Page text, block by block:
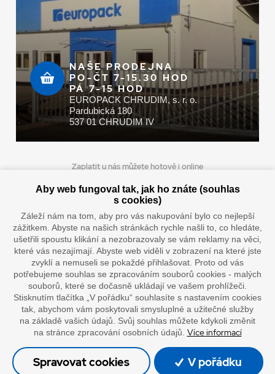
NAŠE PRODEJNA
PO-ČT 7-15.30 HOD
PÁ 7-15 HOD
EUROPACK CHRUDIM, s. r. o.
Pardubická 180
537 01 CHRUDIM IV
Zaplatit u nás můžete hotově i online
Doprava vaším oblíbeným dopravcem
”Lepíme s jistotou”
© Oficiální stránky společnosti Europack
Aby web fungoval tak, jak ho znáte (souhlas
s cookies)
Záleží nám na tom, aby pro vás nakupování bylo co nejlepší
zážitkem. Abyste na našich stránkách rychle našli to, co hledáte,
ušetřili spoustu klikání a nezobrazovaly se vám reklamy na věci,
které vás nezajímají. Abyste web viděli v zobrazení na které jste
zvyklí a nemuseli se pokaždé přihlašovat. Proto od vás
potřebujeme souhlas se zpracováním souborů cookies - malých
souborů, které se dočasně ukládají ve vašem prohlížeči.
Stisknutím tlačítka „V pořádku“ souhlasíte s nastavením cookies
tak, abychom vám poskytovali smysluplné a užitečné služby
na základě vašich údajů. Svůj souhlas můžete kdykoli změnit
na stránce zpracování osobních údajů. Více informací
Spravovat cookies V pořádku